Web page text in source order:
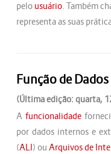
pelo usuário. Também
representa as suas
Função de Dados
(Última edição: quarta,
A funcionalidade
por dados internos e
(ALI) ou Arquivos de